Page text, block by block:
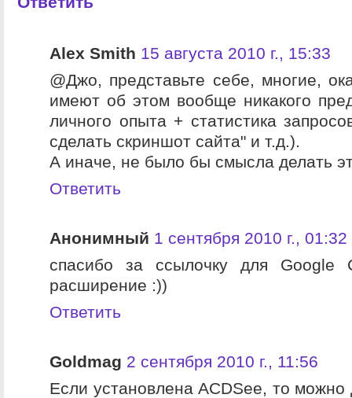
Alex Smith 15 августа 2010 г., 15:33
@Джо, представьте себе, многие,
имеют об этом вообще никакого
личного опыта + статистика
сделать скриншот сайта" и т.д.).
А иначе, не было бы смысла делать
Ответить
Анонимный 1 сентября 2010 г., 01:32
спасибо за ссылочку для Google
расширение :))
Ответить
Goldmag 2 сентября 2010 г., 11:56
Если установлена ACDSee, то можно